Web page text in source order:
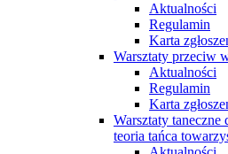
Aktualności
Regulamin
Karta
Warsztaty przeciw
Aktualności
Regulamin
Karta
Warsztaty
teoria tańca